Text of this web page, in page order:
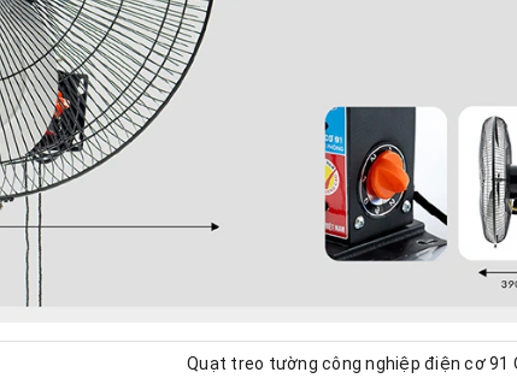
Quạt treo tường công nghiệp điện cơ 91